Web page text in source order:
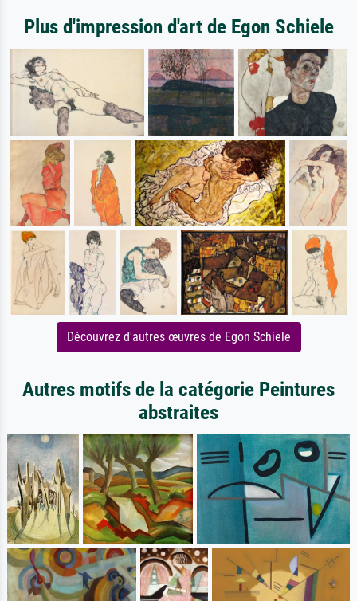
Plus d'impression d'art de Egon Schiele
Découvrez d'autres œuvres de Egon Schiele
Autres motifs de la catégorie Peintures
abstraites